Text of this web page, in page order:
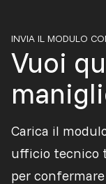
INVIA IL MODULO
Vuoi
Carica il
ufficio tecnico
per